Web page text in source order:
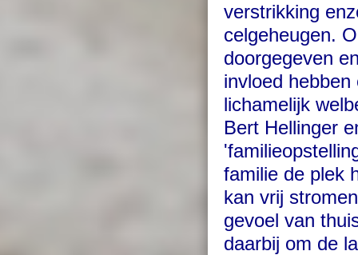
verstrikking
celgeheugen.
doorgegeven
invloed
lichamelijk
Bert Hellinger
familie de plek
kan vrij
gevoel van
daarbij om de